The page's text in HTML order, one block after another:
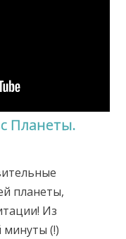
Планеты.
планеты,
Из
минуты (!)